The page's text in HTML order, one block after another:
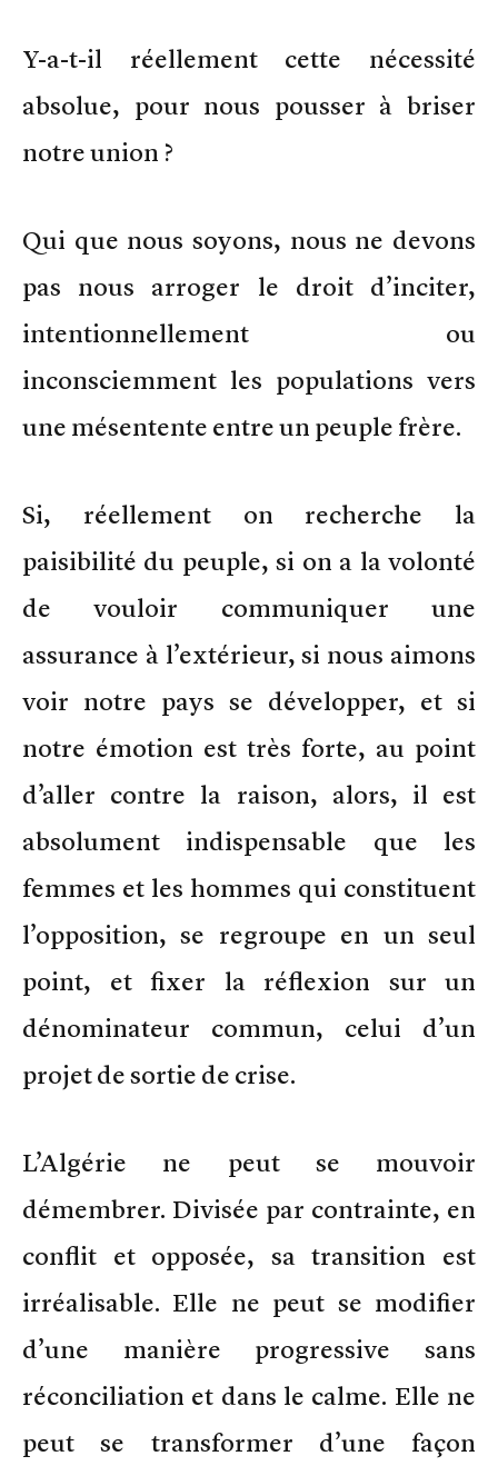
Y-a-t-il réellement cette nécessité
absolue, pour nous pousser à briser
notre union ?
Qui que nous soyons, nous ne devons
pas nous arroger le droit d’inciter,
intentionnellement ou
inconsciemment les populations vers
une mésentente entre un peuple frère.
Si, réellement on recherche la
paisibilité du peuple, si on a la volonté
de vouloir communiquer une
assurance à l’extérieur, si nous aimons
voir notre pays se développer, et si
notre émotion est très forte, au point
d’aller contre la raison, alors, il est
absolument indispensable que les
femmes et les hommes qui constituent
l’opposition, se regroupe en un seul
point, et fixer la réflexion sur un
dénominateur commun, celui d’un
projet de sortie de crise.
L’Algérie ne peut se mouvoir
démembrer. Divisée par contrainte, en
conflit et opposée, sa transition est
irréalisable. Elle ne peut se modifier
d’une manière progressive sans
réconciliation et dans le calme. Elle ne
peut se transformer d’une façon